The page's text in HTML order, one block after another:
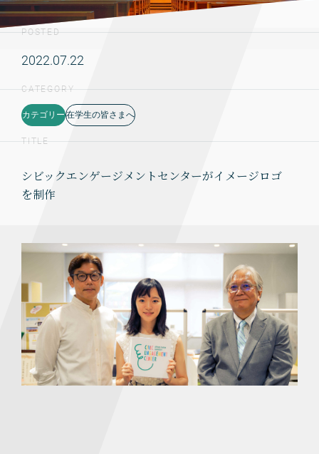
POSTED
2022.07.22
CATEGORY
カテゴリー 在学生の皆さまへ
TITLE
シビックエンゲージメントセンターがイメージロゴ
を制作